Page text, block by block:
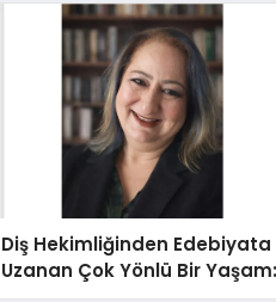
Diş Hekimliğinden Edebiyata
Uzanan Çok Yönlü Bir Yaşam: